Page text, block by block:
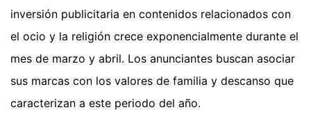
inversión publicitaria en contenidos relacionados con
el ocio y la religión crece exponencialmente durante el
mes de marzo y abril. Los anunciantes buscan asociar
sus marcas con los valores de familia y descanso que
caracterizan a este periodo del año.